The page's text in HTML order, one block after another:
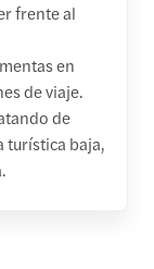
frente al
en
de viaje.
de
turística baja,